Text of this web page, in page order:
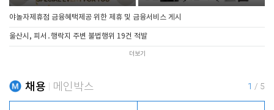
야놀자제휴점 금융혜택제공 위한 제휴 및 금융서비스 게시
울산시, 피서․행락지 주변 불법행위 19건 적발
더보기
채용 메인박스 1 / 5